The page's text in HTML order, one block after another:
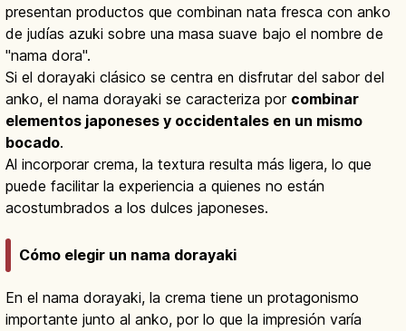
presentan productos que combinan nata fresca con anko
de judías azuki sobre una masa suave bajo el nombre de
"nama dora".
Si el dorayaki clásico se centra en disfrutar del sabor del
anko, el nama dorayaki se caracteriza por combinar
elementos japoneses y occidentales en un mismo
bocado.
Al incorporar crema, la textura resulta más ligera, lo que
puede facilitar la experiencia a quienes no están
acostumbrados a los dulces japoneses.
Cómo elegir un nama dorayaki
En el nama dorayaki, la crema tiene un protagonismo
importante junto al anko, por lo que la impresión varía